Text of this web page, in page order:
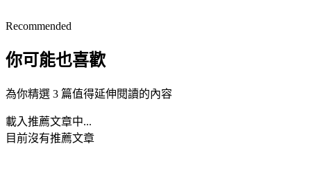
Recommended
你可能也喜歡
為你精選 3 篇值得延伸閱讀的內容
載入推薦文章中...
目前沒有推薦文章